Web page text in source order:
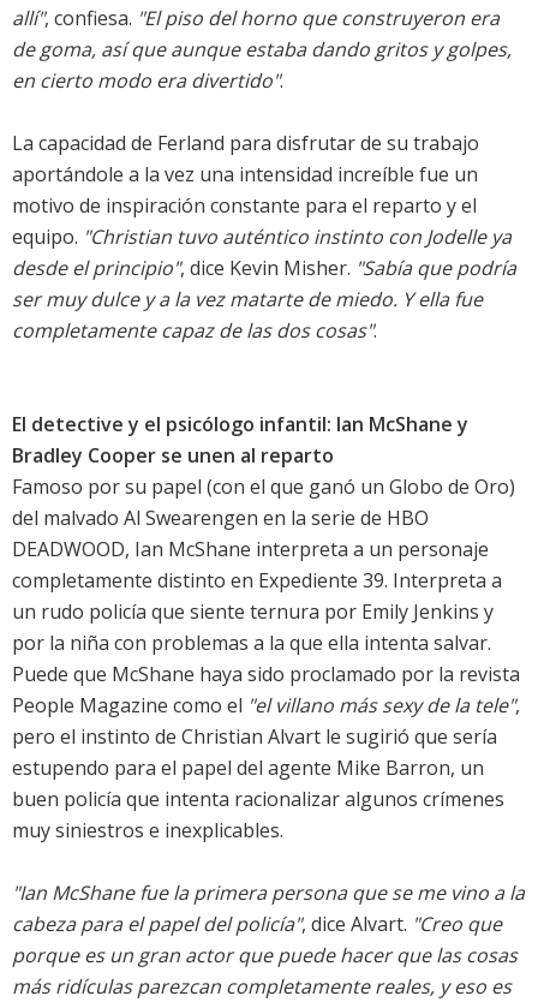
allí", confiesa. "El piso del horno que construyeron era
de goma, así que aunque estaba dando gritos y golpes,
en cierto modo era divertido".
La capacidad de Ferland para disfrutar de su trabajo
aportándole a la vez una intensidad increíble fue un
motivo de inspiración constante para el reparto y el
equipo. "Christian tuvo auténtico instinto con Jodelle ya
desde el principio", dice Kevin Misher. "Sabía que podría
ser muy dulce y a la vez matarte de miedo. Y ella fue
completamente capaz de las dos cosas".
El detective y el psicólogo infantil: Ian McShane y
Bradley Cooper se unen al reparto
Famoso por su papel (con el que ganó un Globo de Oro)
del malvado Al Swearengen en la serie de HBO
DEADWOOD, Ian McShane interpreta a un personaje
completamente distinto en Expediente 39. Interpreta a
un rudo policía que siente ternura por Emily Jenkins y
por la niña con problemas a la que ella intenta salvar.
Puede que McShane haya sido proclamado por la revista
People Magazine como el "el villano más sexy de la tele",
pero el instinto de Christian Alvart le sugirió que sería
estupendo para el papel del agente Mike Barron, un
buen policía que intenta racionalizar algunos crímenes
muy siniestros e inexplicables.
"Ian McShane fue la primera persona que se me vino a la
cabeza para el papel del policía", dice Alvart. "Creo que
porque es un gran actor que puede hacer que las cosas
más ridículas parezcan completamente reales, y eso es